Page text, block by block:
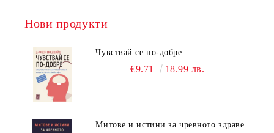
Нови продукти
Чувствай се по-добре
€9.71 18.99 лв.
Митове и истини за чревното здраве